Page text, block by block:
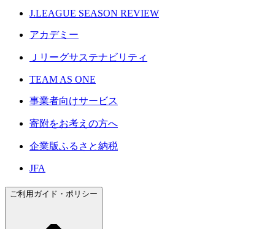
J.LEAGUE SEASON REVIEW
アカデミー
Ｊリーグサステナビリティ
TEAM AS ONE
事業者向けサービス
寄附をお考えの方へ
企業版ふるさと納税
JFA
ご利用ガイド・ポリシー